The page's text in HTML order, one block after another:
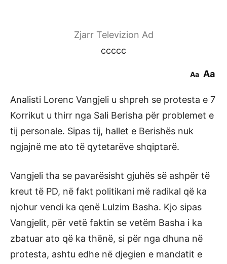
Zjarr Televizion Ad
ccccc
Aa Aa
Analisti Lorenc Vangjeli u shpreh se protesta e 7
Korrikut u thirr nga Sali Berisha për problemet e
tij personale. Sipas tij, hallet e Berishës nuk
ngjajnë me ato të qytetarëve shqiptarë.
Vangjeli tha se pavarësisht gjuhës së ashpër të
kreut të PD, në fakt politikani më radikal që ka
njohur vendi ka qenë Lulzim Basha. Kjo sipas
Vangjelit, për vetë faktin se vetëm Basha i ka
zbatuar ato që ka thënë, si për nga dhuna në
protesta, ashtu edhe në djegien e mandatit e